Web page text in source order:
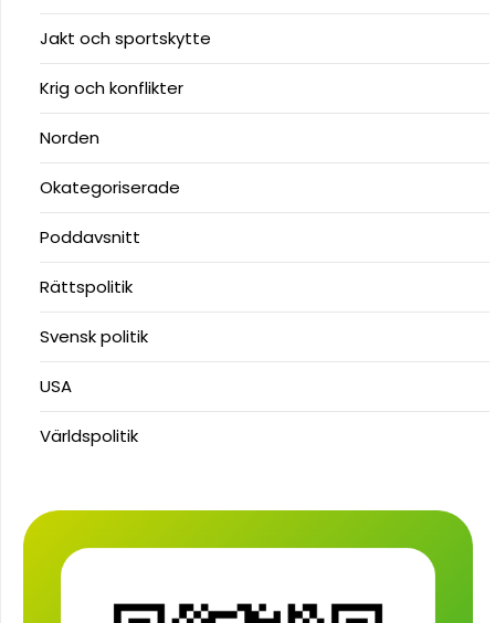
Jakt och sportskytte
Krig och konflikter
Norden
Okategoriserade
Poddavsnitt
Rättspolitik
Svensk politik
USA
Världspolitik